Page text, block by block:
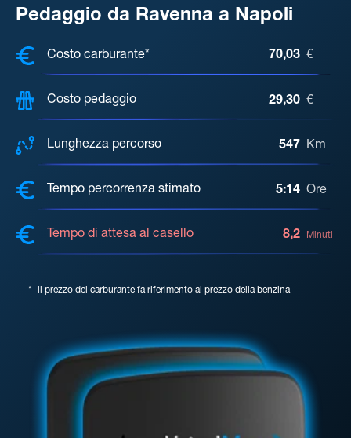
Pedaggio da Ravenna a Napoli
COSTI, DISTANZA, TEMPO DI
Costo carburante* 70,03 €
Costo pedaggio 29,30 €
Lunghezza percorso 547 Km
Tempo percorrenza stimato 5:14 Ore
Tempo di attesa al casello 8,2 Minuti
* il prezzo del carburante fa riferimento al prezzo della benzina